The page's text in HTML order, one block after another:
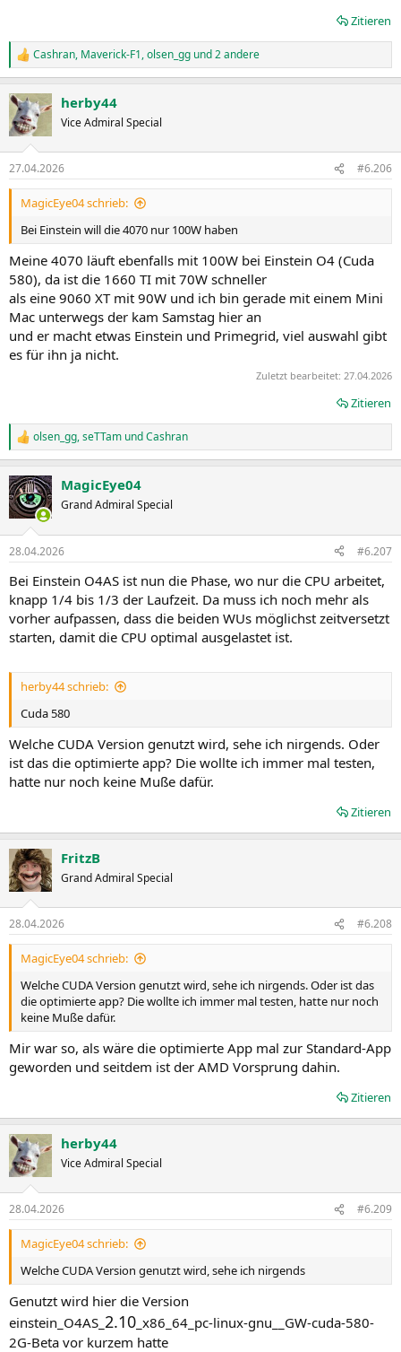
Zitieren
R
e
k
t
i
e
n
Cashran, Maverick-F1,olsen_gg und 2 andere
herby44
Vice Admiral Special
27.04.2026 #6.206
MagicEye04 schrieb:
Bei Einstein will die 4070 nur 100W haben
Meine 4070 läuft ebenfalls mit 100W bei Einstein O4 (Cuda
580), da ist die 1660 TI mit 70W schneller
als eine 9060 XT mit 90W und ich bin gerade mit einem Mini
Mac unterwegs der kam Samstag hier an
und er macht etwas Einstein und Primegrid, viel auswahl gibt
es für ihn ja nicht.
Zuletzt bearbeitet: 27.04.2026
Zitieren
R
e
k
t
i
e
:
olsen_gg,seTTam undCashran
MagicEye04
Grand Admiral Special
28.04.2026 #6.207
Bei Einstein O4AS ist nun die Phase, wo nur die CPU arbeitet,
knapp 1/4 bis 1/3 der Laufzeit. Da muss ich noch mehr als
vorher aufpassen, dass die beiden WUs möglichst zeitversetzt
starten, damit die CPU optimal ausgelastet ist.
herby44 schrieb:
Cuda 580
Welche CUDA Version genutzt wird, sehe ich nirgends. Oder
ist das die optimierte app? Die wollte ich immer mal testen,
hatte nur noch keine Muße dafür.
Zitieren
FritzB
Grand Admiral Special
28.04.2026 #6.208
MagicEye04 schrieb:
Welche CUDA Version genutzt wird, sehe ich nirgends. Oder ist das
die optimierte app? Die wollte ich immer mal testen, hatte nur noch
keine Muße dafür.
Mir war so, als wäre die optimierte App mal zur Standard-App
geworden und seitdem ist der AMD Vorsprung dahin.
Zitieren
herby44
Vice Admiral Special
28.04.2026 #6.209
MagicEye04 schrieb:
Welche CUDA Version genutzt wird, sehe ich nirgends
Genutzt wird hier die Version
einstein_O4AS_ 2.10 _x86_64_pc-linux-gnu__GW-cuda-580-
2G-Beta vor kurzem hatte